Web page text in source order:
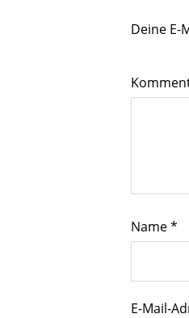
Deine E-
Name*
E-Mail-